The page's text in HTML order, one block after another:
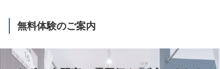
無料体験のご案内